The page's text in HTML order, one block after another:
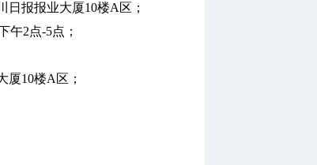
报报业大厦10楼A区；
2点-5点；
10楼A区；